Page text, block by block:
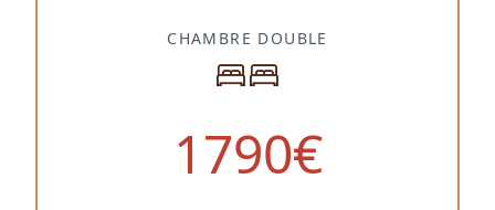
CHAMBRE DOUBLE
1790€